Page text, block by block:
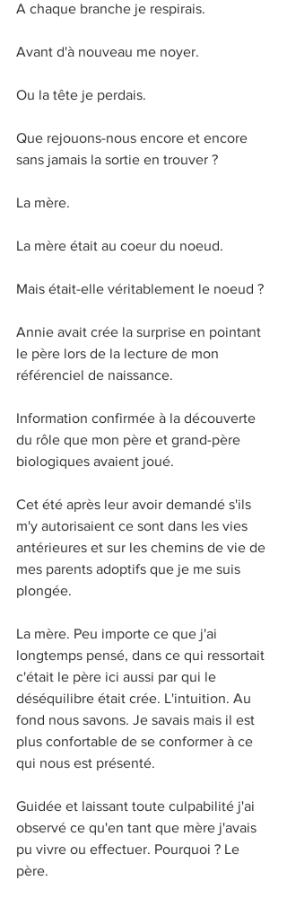
A chaque branche je respirais.
Avant d'à nouveau me noyer.
Ou la tête je perdais.
Que rejouons-nous encore et encore
sans jamais la sortie en trouver ?
La mère.
La mère était au coeur du noeud.
Mais était-elle véritablement le noeud ?
Annie avait crée la surprise en pointant
le père lors de la lecture de mon
référenciel de naissance.
Information confirmée à la découverte
du rôle que mon père et grand-père
biologiques avaient joué.
Cet été après leur avoir demandé s'ils
m'y autorisaient ce sont dans les vies
antérieures et sur les chemins de vie de
mes parents adoptifs que je me suis
plongée.
La mère. Peu importe ce que j'ai
longtemps pensé, dans ce qui ressortait
c'était le père ici aussi par qui le
déséquilibre était crée. L'intuition. Au
fond nous savons. Je savais mais il est
plus confortable de se conformer à ce
qui nous est présenté.
Guidée et laissant toute culpabilité j'ai
observé ce qu'en tant que mère j'avais
pu vivre ou effectuer. Pourquoi ? Le
père.